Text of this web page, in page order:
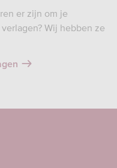
er zijn om je
Wij hebben ze